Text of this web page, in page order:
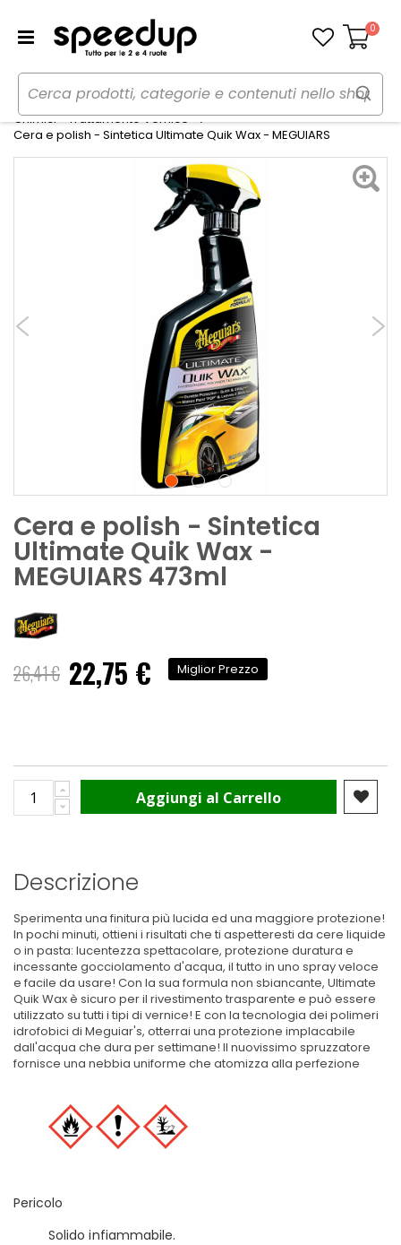
Carrello
0
Home Auto
Cura dell'auto
Chimici - Trattamento Vernice
Cera e polish - Sintetica Ultimate Quik Wax - MEGUIARS
Cera e polish - Sintetica
Ultimate Quik Wax -
MEGUIARS 473ml
26,41 € Prezzo
speciale
22,75 € Miglior Prezzo
Aggiungi al Carrello
Descrizione
Sperimenta una finitura più lucida ed una maggiore protezione!
In pochi minuti, ottieni i risultati che ti aspetteresti da cere liquide
o in pasta: lucentezza spettacolare, protezione duratura e
incessante gocciolamento d'acqua, il tutto in uno spray veloce
e facile da usare! Con la sua formula non sbiancante, Ultimate
Quik Wax è sicuro per il rivestimento trasparente e può essere
utilizzato su tutti i tipi di vernice! E con la tecnologia dei polimeri
idrofobici di Meguiar's, otterrai una protezione implacabile
dall'acqua che dura per settimane! Il nuovissimo spruzzatore
fornisce una nebbia uniforme che atomizza alla perfezione
Pericolo
Solido infiammabile.